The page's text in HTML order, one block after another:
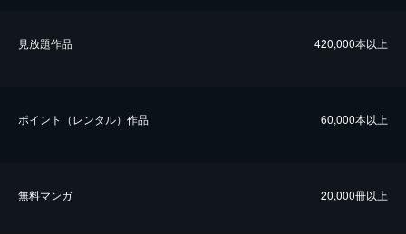
⾒放題作品 420,000本以上
ポイント（レンタル）作品 60,000本以上
無料マンガ 20,000冊以上